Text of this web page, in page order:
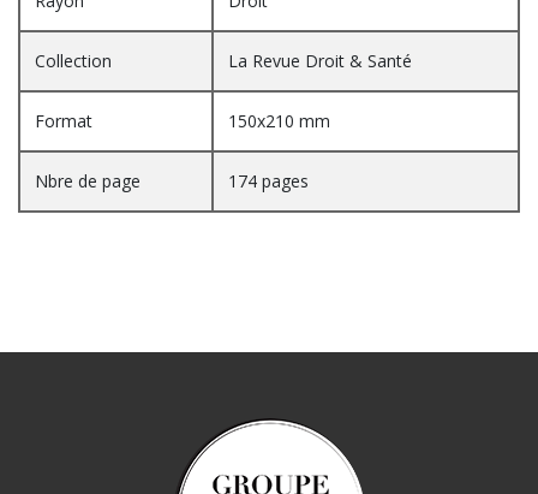
Collection La Revue Droit & Santé
Format 150x210 mm
Nbre de page 174 pages